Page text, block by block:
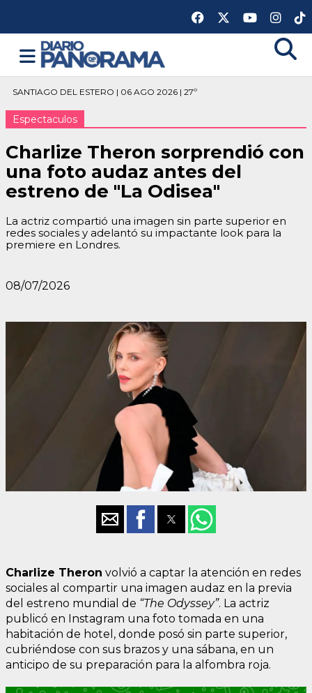
SANTIAGO DEL ESTERO | 06 AGO 2026 | 27º
Espectaculos
Charlize Theron sorprendió con
una foto audaz antes del
estreno de "La Odisea"
La actriz compartió una imagen sin parte superior en
redes sociales y adelantó su impactante look para la
premiere en Londres.
08/07/2026
Charlize Theron volvió a captar la atención en redes
sociales al compartir una imagen audaz en la previa
del estreno mundial de “The Odyssey”. La actriz
publicó en Instagram una foto tomada en una
habitación de hotel, donde posó sin parte superior,
cubriéndose con sus brazos y una sábana, en un
anticipo de su preparación para la alfombra roja.